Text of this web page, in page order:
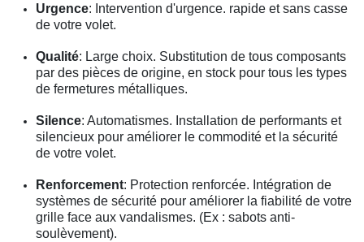
Urgence: Intervention d'urgence. rapide et sans casse
de votre volet.
Qualité: Large choix. Substitution de tous composants
par des pièces de origine, en stock pour tous les types
de fermetures métalliques.
Silence: Automatismes. Installation de performants et
silencieux pour améliorer le commodité et la sécurité
de votre volet.
Renforcement: Protection renforcée. Intégration de
systèmes de sécurité pour améliorer la fiabilité de votre
grille face aux vandalismes. (Ex : sabots anti-
soulèvement).